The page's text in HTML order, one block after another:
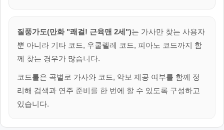
질풍가도(만화 "쾌걸! 근육맨 2세")는 가사만 찾는 사용자
뿐 아니라 기타 코드, 우쿨렐레 코드, 피아노 코드까지 함
께 찾는 경우가 많습니다.
코드툴은 곡별로 가사와 코드, 악보 제공 여부를 함께 정
리해 검색과 연주 준비를 한 번에 할 수 있도록 구성하고
있습니다.